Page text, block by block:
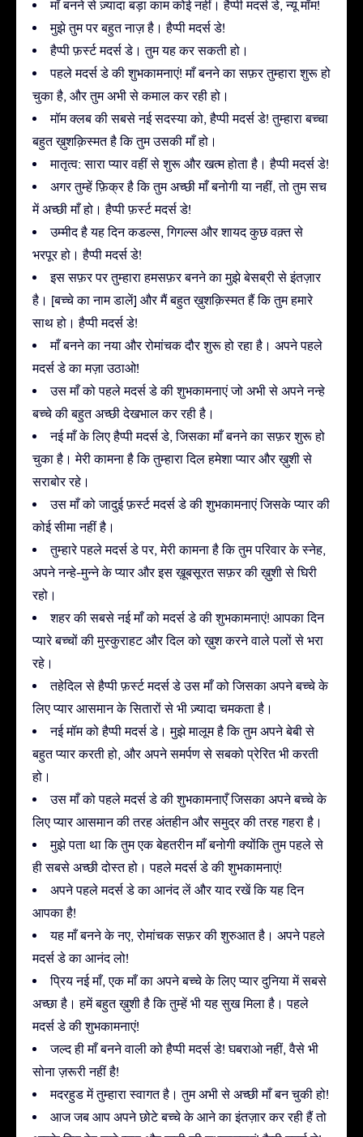
माँ बनने से ज़्यादा बड़ा काम कोई नहीं। हैप्पी मदर्स डे, न्यू मॉम!
मुझे तुम पर बहुत नाज़ है। हैप्पी मदर्स डे!
हैप्पी फ़र्स्ट मदर्स डे। तुम यह कर सकती हो।
पहले मदर्स डे की शुभकामनाएं! माँ बनने का सफ़र तुम्हारा शुरू हो
चुका है, और तुम अभी से कमाल कर रही हो।
मॉम क्लब की सबसे नई सदस्या को, हैप्पी मदर्स डे! तुम्हारा बच्चा
बहुत ख़ुशक़िस्मत है कि तुम उसकी माँ हो।
मातृत्व: सारा प्यार वहीं से शुरू और खत्म होता है। हैप्पी मदर्स डे!
अगर तुम्हें फ़िक्र है कि तुम अच्छी माँ बनोगी या नहीं, तो तुम सच
में अच्छी माँ हो। हैप्पी फ़र्स्ट मदर्स डे!
उम्मीद है यह दिन कडल्स, गिगल्स और शायद कुछ वक़्त से
भरपूर हो। हैप्पी मदर्स डे!
इस सफ़र पर तुम्हारा हमसफ़र बनने का मुझे बेसब्री से इंतज़ार
है। [बच्चे का नाम डालें] और मैं बहुत ख़ुशक़िस्मत हैं कि तुम हमारे
साथ हो। हैप्पी मदर्स डे!
माँ बनने का नया और रोमांचक दौर शुरू हो रहा है। अपने पहले
मदर्स डे का मज़ा उठाओ!
उस माँ को पहले मदर्स डे की शुभकामनाएं जो अभी से अपने नन्हे
बच्चे की बहुत अच्छी देखभाल कर रही है।
नई माँ के लिए हैप्पी मदर्स डे, जिसका माँ बनने का सफ़र शुरू हो
चुका है। मेरी कामना है कि तुम्हारा दिल हमेशा प्यार और ख़ुशी से
सराबोर रहे।
उस माँ को जादुई फ़र्स्ट मदर्स डे की शुभकामनाएं जिसके प्यार की
कोई सीमा नहीं है।
तुम्हारे पहले मदर्स डे पर, मेरी कामना है कि तुम परिवार के स्नेह,
अपने नन्हे-मुन्ने के प्यार और इस ख़ूबसूरत सफ़र की ख़ुशी से घिरी
रहो।
शहर की सबसे नई माँ को मदर्स डे की शुभकामनाएं! आपका दिन
प्यारे बच्चों की मुस्कुराहट और दिल को ख़ुश करने वाले पलों से भरा
रहे।
तहेदिल से हैप्पी फ़र्स्ट मदर्स डे उस माँ को जिसका अपने बच्चे के
लिए प्यार आसमान के सितारों से भी ज़्यादा चमकता है।
नई मॉम को हैप्पी मदर्स डे। मुझे मालूम है कि तुम अपने बेबी से
बहुत प्यार करती हो, और अपने समर्पण से सबको प्रेरित भी करती
हो।
उस माँ को पहले मदर्स डे की शुभकामनाएँ जिसका अपने बच्चे के
लिए प्यार आसमान की तरह अंतहीन और समुद्र की तरह गहरा है।
मुझे पता था कि तुम एक बेहतरीन माँ बनोगी क्योंकि तुम पहले से
ही सबसे अच्छी दोस्त हो। पहले मदर्स डे की शुभकामनाएं!
अपने पहले मदर्स डे का आनंद लें और याद रखें कि यह दिन
आपका है!
यह माँ बनने के नए, रोमांचक सफ़र की शुरुआत है। अपने पहले
मदर्स डे का आनंद लो!
प्रिय नई माँ, एक माँ का अपने बच्चे के लिए प्यार दुनिया में सबसे
अच्छा है। हमें बहुत ख़ुशी है कि तुम्हें भी यह सुख मिला है। पहले
मदर्स डे की शुभकामनाएं!
जल्द ही माँ बनने वाली को हैप्पी मदर्स डे! घबराओ नहीं, वैसे भी
सोना ज़रूरी नहीं है!
मदरहुड में तुम्हारा स्वागत है। तुम अभी से अच्छी माँ बन चुकी हो!
आज जब आप अपने छोटे बच्चे के आने का इंतज़ार कर रही हैं तो